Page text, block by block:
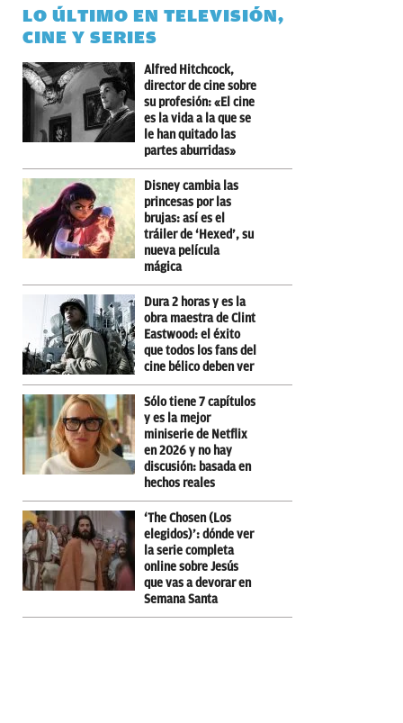
LO ÚLTIMO EN TELEVISIÓN,
CINE Y SERIES
Alfred Hitchcock,
director de cine sobre
su profesión: «El cine
es la vida a la que se
le han quitado las
partes aburridas»
Disney cambia las
princesas por las
brujas: así es el
tráiler de ‘Hexed’, su
nueva película
mágica
Dura 2 horas y es la
obra maestra de Clint
Eastwood: el éxito
que todos los fans del
cine bélico deben ver
Sólo tiene 7 capítulos
y es la mejor
miniserie de Netflix
en 2026 y no hay
discusión: basada en
hechos reales
‘The Chosen (Los
elegidos)’: dónde ver
la serie completa
online sobre Jesús
que vas a devorar en
Semana Santa